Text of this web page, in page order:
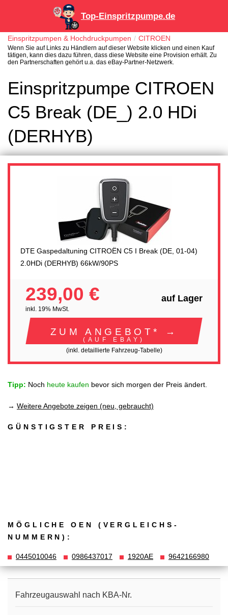
Top-Einspritzpumpe.de
Einspritzpumpen & Hochdruckpumpen CITROEN
Wenn Sie auf Links zu Händlern auf dieser Website klicken und einen Kauf
tätigen, kann dies dazu führen, dass diese Website eine Provision erhält. Zu
den Partnerschaften gehört u.a. das eBay-Partner-Netzwerk.
Einspritzpumpe CITROEN
C5 Break (DE_) 2.0 HDi
(DERHYB)
DTE Gaspedaltuning CITROËN C5 I Break (DE, 01-04)
2.0HDi (DERHYB) 66kW/90PS
239,00 €
inkl. 19% MwSt.
auf Lager
ZUM ANGEBOT* →
(AUF EBAY)
(inkl. detaillierte Fahrzeug-Tabelle)
Tipp: Noch heute kaufen bevor sich morgen der Preis ändert.
→ Weitere Angebote zeigen (neu, gebraucht)
GÜNSTIGSTER PREIS:
MÖGLICHE OEN (VERGLEICHS­
NUMMERN):
0445010046 0986437017 1920AE 9642166980
Fahrzeugauswahl nach KBA-Nr.